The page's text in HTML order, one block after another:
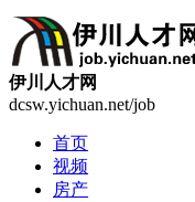
伊川人才网
dcsw.yichuan.net/job
首页
视频
房产